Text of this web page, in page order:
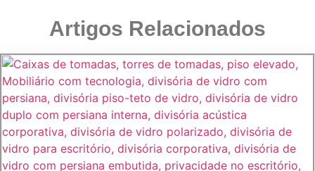
Artigos Relacionados